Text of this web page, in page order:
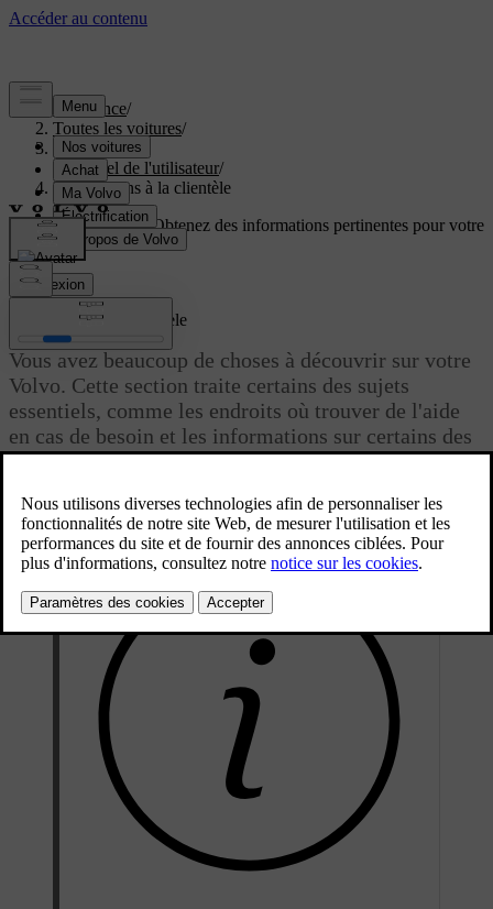
Assistance/
Toutes les voitures/
EC40 2027/
Manuel de l'utilisateur/
Informations à la clientèle
Soutien personnaliséObtenez des informations pertinentes pour votre
voiture.
Connexion
Mis à jour 28/10/2024
Informations à la clientèle
Vous avez beaucoup de choses à découvrir sur votre
Volvo. Cette section traite certains des sujets
essentiels, comme les endroits où trouver de l'aide
en cas de besoin et les informations sur certains des
droits et responsabilités des consommateurs.